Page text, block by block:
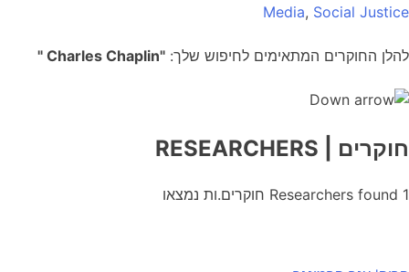
Media, Social Justice
להלן החוקרים המתאימים לחיפוש שלך: "Charles Chaplin "
חוקרים
Researchers found 1 חוקרים.ות נמצאו